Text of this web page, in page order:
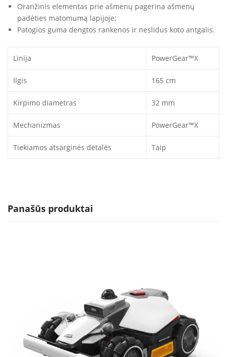
Oranžinis elementas prie ašmenų pagerina ašmenų
padėties matomumą lapijoje;
Patogios guma dengtos rankenos ir neslidus koto antgalis.
Linija PowerGear™X
Ilgis 165 cm
Kirpimo diametras 32 mm
Mechanizmas PowerGear™X
Tiekiamos atsarginės detalės Taip
Panašūs produktai